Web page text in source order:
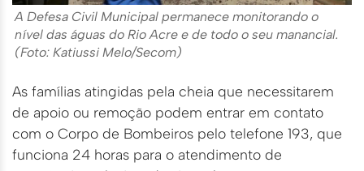
A Defesa Civil Municipal permanece monitorando o
nível das águas do Rio Acre e de todo o seu manancial.
(Foto: Katiussi Melo/Secom)
As famílias atingidas pela cheia que necessitarem
de apoio ou remoção podem entrar em contato
com o Corpo de Bombeiros pelo telefone 193, que
funciona 24 horas para o atendimento de